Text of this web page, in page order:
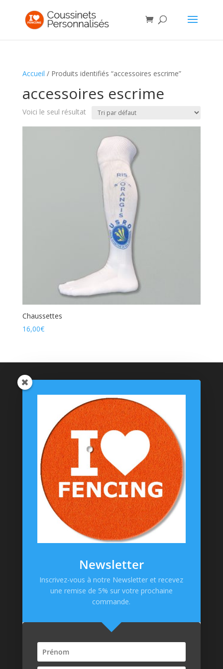
Accueil / Produits identifiés “accessoires escrime”
accessoires escrime
Voici le seul résultat
Chaussettes
16,00€
Catégories de produits
Coussinets Personnalisés
T-shirts
Chaussettes
Goodies
Informations
Messagerie Facebook
Mentions Légales
Politique de confidentialité
Paiement en ligne
Newsletter
Inscrivez-vous à notre Newsletter et recevez
une remise de 5% sur votre prochaine
commande.